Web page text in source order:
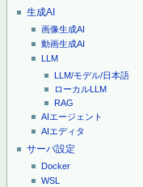
生成AI
画像生成AI
動画生成AI
LLM
LLM/モデル/日本語
ローカルLLM
RAG
AIエージェント
AIエディタ
サーバ設定
Docker
WSL